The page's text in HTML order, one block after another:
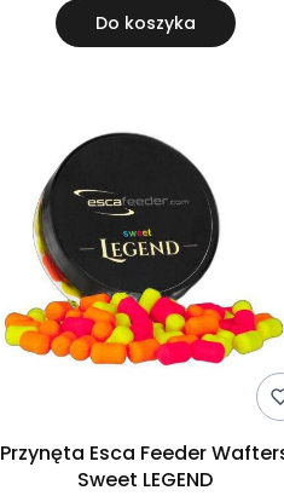
Do koszyka
Przynęta Esca Feeder
Sweet LEGEND